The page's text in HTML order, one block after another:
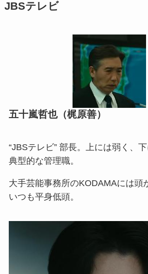
JBSテレビ
五十嵐哲也（梶原善）
“JBSテレビ” 部長。上には弱く、
典型的な管理職。
大手芸能事務所のKODAMAには頭
いつも平身低頭。